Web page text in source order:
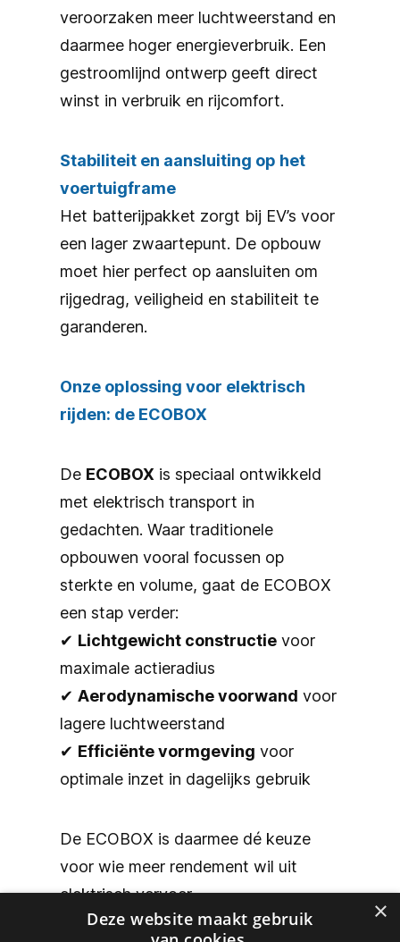
veroorzaken meer luchtweerstand en
daarmee hoger energieverbruik. Een
gestroomlijnd ontwerp geeft direct
winst in verbruik en rijcomfort.
Stabiliteit en aansluiting op het
voertuigframe
Het batterijpakket zorgt bij EV’s voor
een lager zwaartepunt. De opbouw
moet hier perfect op aansluiten om
rijgedrag, veiligheid en stabiliteit te
garanderen.
Onze oplossing voor elektrisch
rijden: de ECOBOX
De ECOBOX is speciaal ontwikkeld
met elektrisch transport in
gedachten. Waar traditionele
opbouwen vooral focussen op
sterkte en volume, gaat de ECOBOX
een stap verder:
✔ Lichtgewicht constructie voor
maximale actieradius
✔Aerodynamische voorwand voor
lagere luchtweerstand
✔ Efficiënte vormgeving voor
optimale inzet in dagelijks gebruik
De ECOBOX is daarmee dé keuze
voor wie meer rendement wil uit
elektrisch vervoer.
×
Deze website maakt gebruik